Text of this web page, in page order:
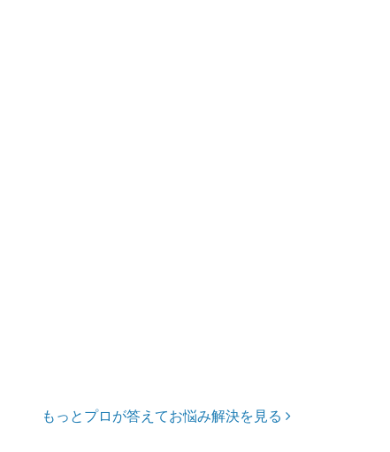
もっとプロが答えてお悩み解決を見る